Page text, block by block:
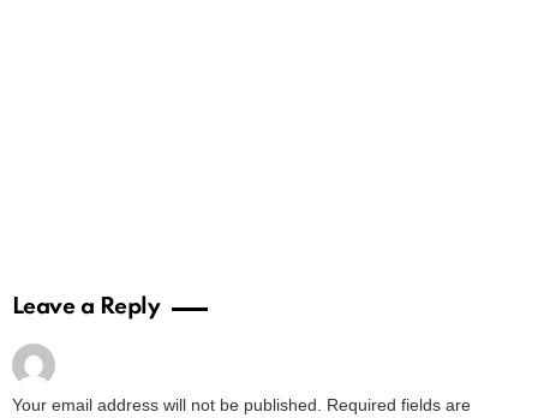
Leave a Reply
Your email address will not be published. Required fields are